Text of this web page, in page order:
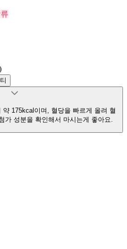
약 175kcal이며, 혈당을 빠르게 올려 혈
가 성분을 확인해서 마시는게 좋아요.